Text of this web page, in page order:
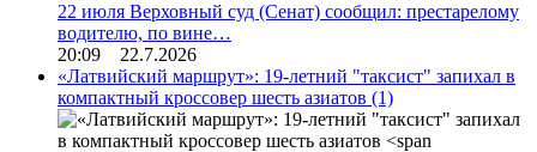
22 июля Верховный суд (Сенат) сообщил: престарелому
водителю, по вине…
20:09 22.7.2026
«Латвийский маршрут»: 19-летний "таксист" запихал в
компактный кроссовер шесть азиатов (1)